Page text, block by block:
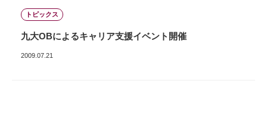
トピックス
九大OBによるキャリア支援イベント開催
2009.07.21